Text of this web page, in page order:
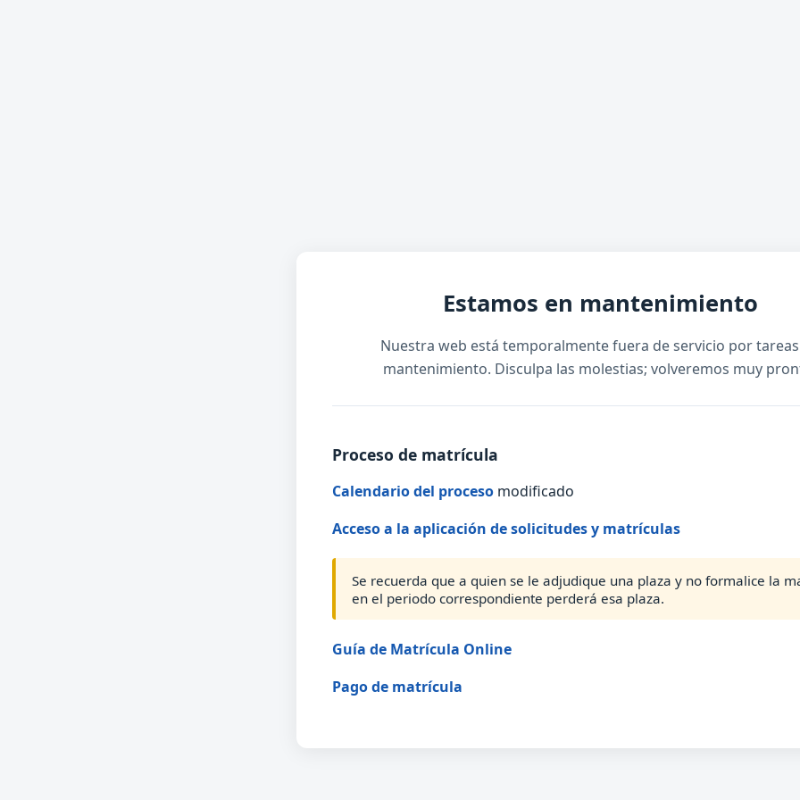
Estamos en mantenimiento
Nuestra web está temporalmente fuera de servicio por
mantenimiento. Disculpa las molestias; volveremos muy
Proceso de matrícula
Calendario del proceso modificado
Acceso a la aplicación de solicitudes y matrículas
Se recuerda que a quien se le adjudique una plaza y no formalice la
en el periodo correspondiente perderá esa plaza.
Guía de Matrícula Online
Pago de matrícula